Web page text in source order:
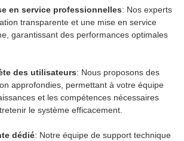
en service professionnelles: Nos experts
transparente et une mise en service
garantissant des performances optimales
des utilisateurs: Nous proposons des
approfondies, permettant à votre équipe
et les compétences nécessaires
le système efficacement.
dédié: Notre équipe de support technique